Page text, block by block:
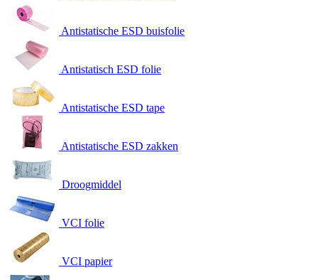
Antistatische ESD buisfolie
Antistatisch ESD folie
Antistatische ESD tape
Antistatische ESD zakken
Droogmiddel
VCI folie
VCI papier